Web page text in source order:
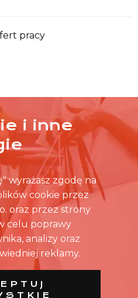
pracy
ZAINTERESOWAŁA?
ZE SKLEPEM.
i inne
wyrażasz zgodę na
cookie przez
oraz przez strony
celu poprawy
analizy oraz
reklamy.